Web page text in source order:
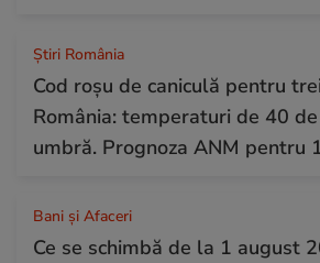
Știri România
Cod roșu de caniculă pentru
România: temperaturi de 40
umbră. Prognoza ANM pentru
Bani și Afaceri
Ce se schimbă de la 1 august